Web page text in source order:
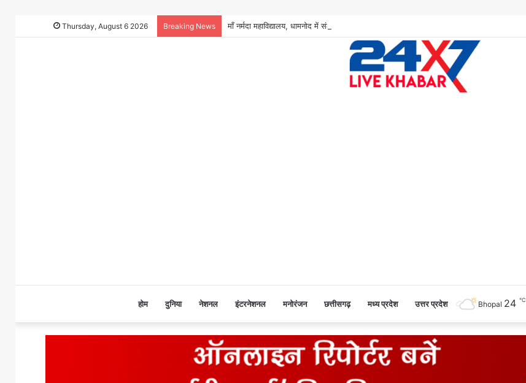
Thursday, August 6 2026 Breaking News माँ नर्मदा महाविद्यालय, धामनोद में संकाय विकास कार्यक्रम एवं करियर परामर्श कार्यक्रम का सफल आयोजन
होम दुनिया नेशनल इंटरनेशनल मनोरंजन छत्तीसगढ़ मध्य प्रदेश उत्तर प्रदेश Bhopal 24 ℃